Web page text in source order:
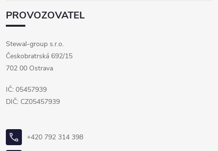
PROVOZOVATEL
Stewal-group s.r.o.
Českobratrská 692/15
702 00 Ostrava
IČ: 05457939
DIČ: CZ05457939
+420 792 314 398